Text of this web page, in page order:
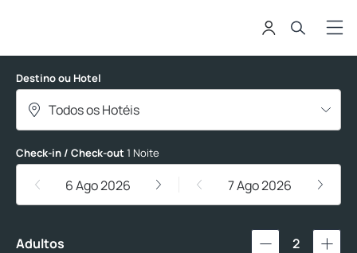
Destino ou Hotel
Check-in / Check-out 1 Noite
6 Ago 2026 7 Ago 2026
Adultos 2